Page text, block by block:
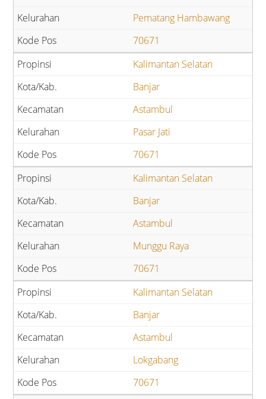
Pematang Hambawang
70671
Kalimantan Selatan
Banjar
Astambul
Pasar Jati
70671
Kalimantan Selatan
Banjar
Astambul
Munggu Raya
70671
Kalimantan Selatan
Banjar
Astambul
Lokgabang
70671